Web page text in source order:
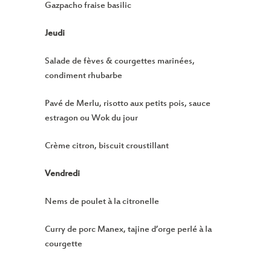
Gazpacho fraise basilic
Jeudi
Salade de fèves & courgettes marinées,
condiment rhubarbe
Pavé de Merlu, risotto aux petits pois, sauce
estragon ou Wok du jour
Crème citron, biscuit croustillant
Vendredi
Nems de poulet à la citronelle
Curry de porc Manex, tajine d’orge perlé à la
courgette